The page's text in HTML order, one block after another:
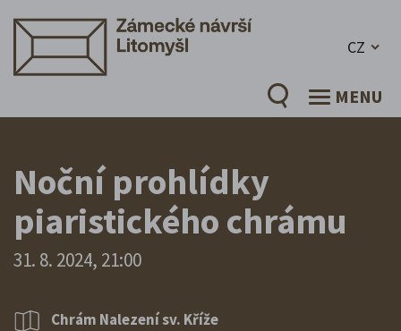
CZ
MENU
Noční prohlídky
piaristického chrámu
31. 8. 2024, 21:00
Chrám Nalezení sv. Kříže